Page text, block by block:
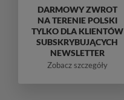
DARMOWY ZWROT
NA TERENIE POLSKI
TYLKO DLA KLIENTÓW
SUBSKRYBUJĄCYCH
NEWSLETTER
Zobacz szczegóły